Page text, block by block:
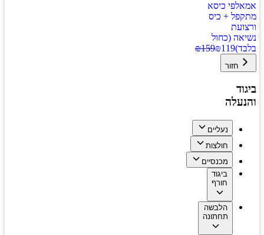
אמאלפי כיסא
מתקפל + כיס
ורצועת
נשיאה (כחול
בלבד)
₪ 119
₪159
חזור
ביגוד
והנעלה
נעליים
חולצות
מכנסיים
ביגוד
חורף
הלבשה
תחתונה